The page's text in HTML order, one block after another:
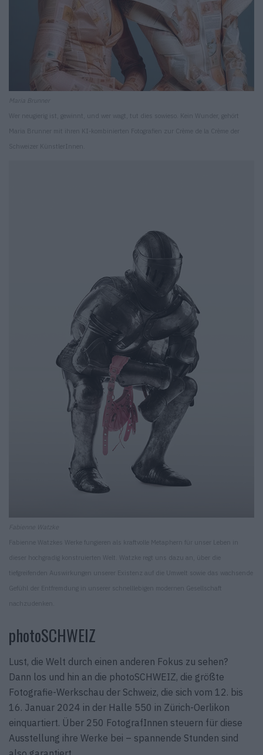
Wer neugierig ist, gewinnt, und wer wagt, tut dies sowieso. Kein Wunder, gehört
Maria Brunner mit ihren KI-kombinierten Fotografien zur Crème de la Crème der
Schweizer KünstlerInnen.
Fabienne Watzkes Werke fungieren als kraftvolle Metaphern für unser Leben in
dieser hochgradig konstruierten Welt. Watzke regt uns dazu an, über die
tiefgreifenden Auswirkungen unserer Existenz auf die Umwelt sowie das wachsende
Gefühl der Entfremdung in unserer schnelllebigen modernen Gesellschaft
nachzudenken.
photoSCHWEIZ
Lust, die Welt durch einen anderen Fokus zu sehen?
Dann los und hin an die photoSCHWEIZ, die größte
Fotografie-Werkschau der Schweiz, die sich vom 12. bis
16. Januar 2024 in der Halle 550 in Zürich-Oerlikon
einquartiert. Über 250 FotografInnen steuern für diese
Ausstellung ihre Werke bei – spannende Stunden sind